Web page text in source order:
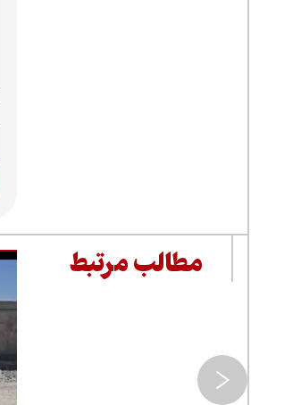
مطالب مرتبط